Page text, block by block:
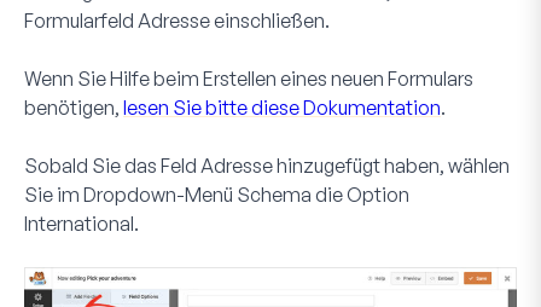
Formularfeld Adresseeinschließen.
Wenn Sie Hilfe beim Erstellen eines neuen Formulars
benötigen, lesen Sie bitte diese Dokumentation.
Sobald Sie das Feld Adressehinzugefügt haben, wählen
Sie im Dropdown-Menü Schema die Option
International.